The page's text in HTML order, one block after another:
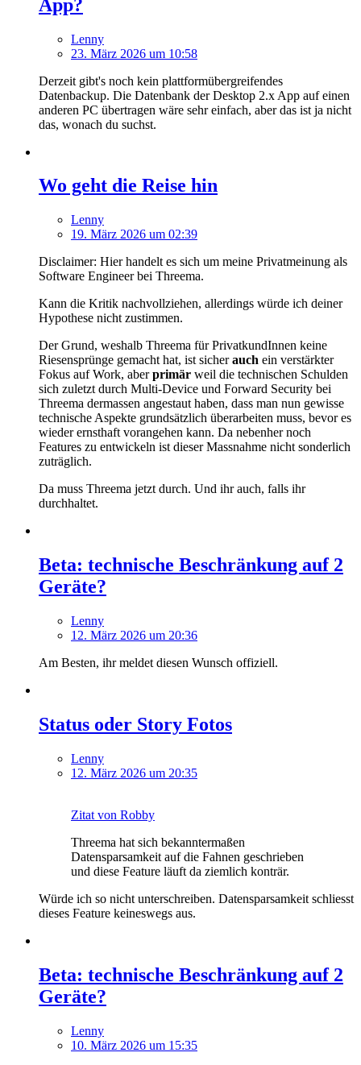
App?
Lenny
23. März 2026 um 10:58
Derzeit gibt's noch kein plattformübergreifendes
Datenbackup. Die Datenbank der Desktop 2.x App auf einen
anderen PC übertragen wäre sehr einfach, aber das ist ja nicht
das, wonach du suchst.
Wo geht die Reise hin
Lenny
19. März 2026 um 02:39
Disclaimer: Hier handelt es sich um meine Privatmeinung als
Software Engineer bei Threema.
Kann die Kritik nachvollziehen, allerdings würde ich deiner
Hypothese nicht zustimmen.
Der Grund, weshalb Threema für PrivatkundInnen keine
Riesensprünge gemacht hat, ist sicherauch ein verstärkter
Fokus auf Work, aberprimär weil die technischen Schulden
sich zuletzt durch Multi-Device und Forward Security bei
Threema dermassen angestaut haben, dass man nun gewisse
technische Aspekte grundsätzlich überarbeiten muss, bevor es
wieder ernsthaft vorangehen kann. Da nebenher noch
Features zu entwickeln ist dieser Massnahme nicht sonderlich
zuträglich.
Da muss Threema jetzt durch. Und ihr auch, falls ihr
durchhaltet.
Beta: technische Beschränkung auf 2
Geräte?
Lenny
12. März 2026 um 20:36
Am Besten, ihr meldet diesen Wunsch offiziell.
Status oder Story Fotos
Lenny
12. März 2026 um 20:35
Zitat von Robby
Threema hat sich bekanntermaßen
Datensparsamkeit auf die Fahnen geschrieben
und diese Feature läuft da ziemlich konträr.
Würde ich so nicht unterschreiben. Datensparsamkeit schliesst
dieses Feature keineswegs aus.
Beta: technische Beschränkung auf 2
Geräte?
Lenny
10. März 2026 um 15:35